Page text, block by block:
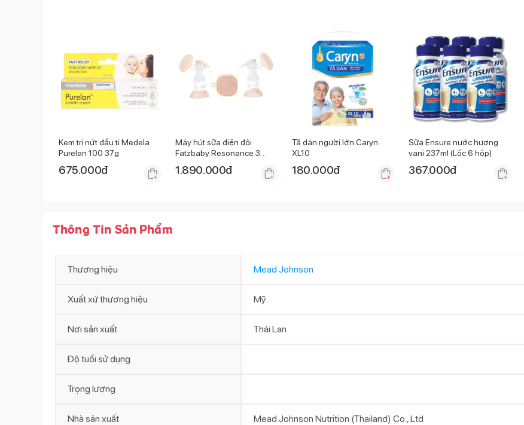
Kem trị nứt đầu ti Medela
Purelan 100 37g
675.000đ
Máy hút sữa điện đôi
Fatzbaby Resonance 3
1.890.000đ
Tã dán người lớn Caryn
XL10
180.000đ
Sữa Ensure nước hương
vani 237ml (Lốc 6 hộp)
367.000đ
Thông Tin Sản Phẩm
Thương hiệu Mead Johnson
Xuất xứ thương hiệu Mỹ
Nơi sản xuất Thái Lan
Độ tuổi sử dụng
Trọng lượng
Nhà sản xuất
Mead Johnson Nutrition (Thailand) Co., Ltd